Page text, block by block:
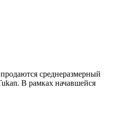
среднеразмерный
В рамках начавшейся